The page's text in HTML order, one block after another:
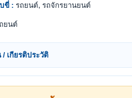
ขี่ : รถยนต์, รถจักรยานยนต์
ยนต์
เกียรติประวัติ